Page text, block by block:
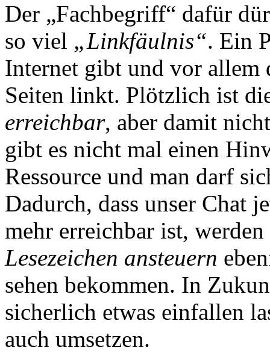
Der „Fachbegriff“ dafür
so viel „Linkfäulnis“. Ein
Internet gibt und vor allem
Seiten linkt. Plötzlich ist
erreichbar, aber damit
gibt es nicht mal einen
Ressource und man darf
Dadurch, dass unser Chat
mehr erreichbar ist,
Lesezeichen ansteuern
sehen bekommen. In
sicherlich etwas einfallen
auch umsetzen.